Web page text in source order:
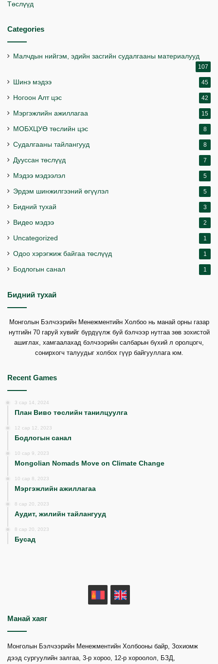
Төслүүд
Categories
Малчдын нийгэм, эдийн засгийн судалгааны материалууд
107
Шинэ мэдээ 45
Ногоон Алт цэс 42
Мэргэжлийн ажиллагаа 15
МОБХЦУӨ төслийн цэс 8
Судалгааны тайлангууд 8
Дууссан төслүүд 7
Мэдээ мэдээлэл 5
Эрдэм шинжилгээний өгүүлэл 5
Бидний тухай 3
Видео мэдээ 2
Uncategorized 1
Одоо хэрэгжиж байгаа төслүүд 1
Бодлогын санал 1
Бидний тухай
Монголын Бэлчээрийн Менежментийн Холбоо нь манай орны газар
нутгийн 70 гаруй хувийг бүрдүүлж буй бэлчээр нутгаа зөв зохистой
ашиглах, хамгаалахад бэлчээрийн салбарын бүхий л оролцогч,
сонирхогч талуудыг холбох гүүр байгууллага юм.
Recent Games
3 сар 14, 2024
План Виво төслийн танилцуулга
12 сар 12, 2023
Бодлогын санал
10 сар 9, 2023
Mongolian Nomads Move on Climate Change
10 сар 8, 2023
Мэргэжлийн ажиллагаа
8 сар 20, 2023
Аудит, жилийн тайлангууд
8 сар 20, 2023
Бусад
MN
Манай хаяг
Монголын Бэлчээрийн Менежментийн Холбооны байр, Зохиомж
дээд сургуулийн залгаа, 3-р хороо, 12-р хороолол, БЗД,